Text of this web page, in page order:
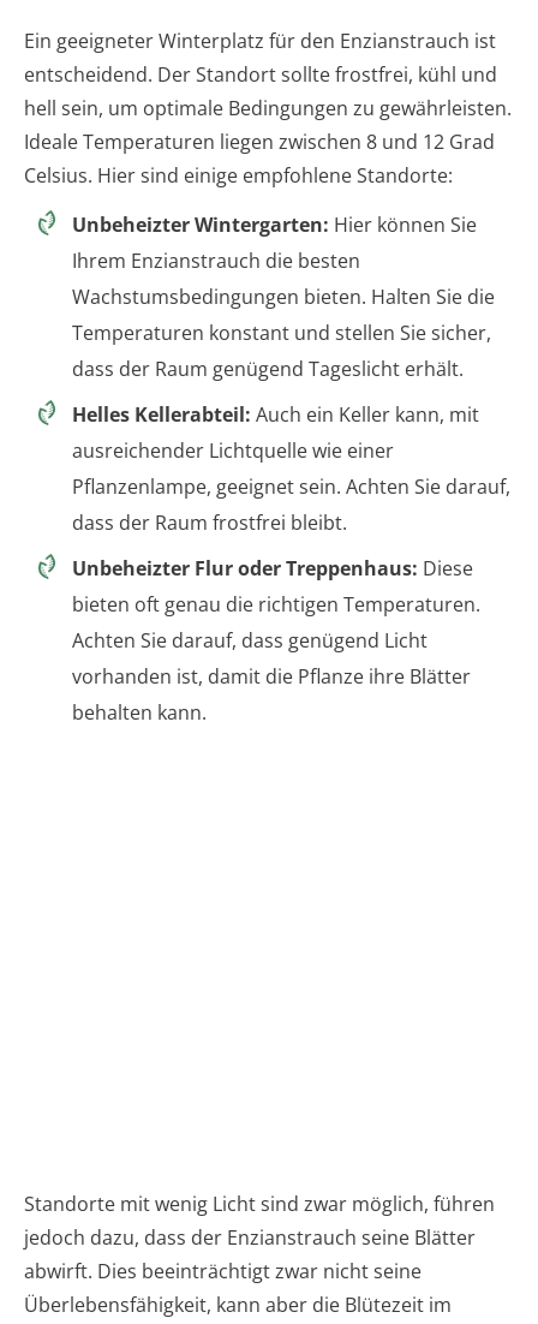
Ein geeigneter Winterplatz für den Enzianstrauch ist
entscheidend. Der Standort sollte frostfrei, kühl und
hell sein, um optimale Bedingungen zu gewährleisten.
Ideale Temperaturen liegen zwischen 8 und 12 Grad
Celsius. Hier sind einige empfohlene Standorte:
Unbeheizter Wintergarten: Hier können Sie
Ihrem Enzianstrauch die besten
Wachstumsbedingungen bieten. Halten Sie die
Temperaturen konstant und stellen Sie sicher,
dass der Raum genügend Tageslicht erhält.
Helles Kellerabteil: Auch ein Keller kann, mit
ausreichender Lichtquelle wie einer
Pflanzenlampe, geeignet sein. Achten Sie darauf,
dass der Raum frostfrei bleibt.
Unbeheizter Flur oder Treppenhaus: Diese
bieten oft genau die richtigen Temperaturen.
Achten Sie darauf, dass genügend Licht
vorhanden ist, damit die Pflanze ihre Blätter
behalten kann.
Standorte mit wenig Licht sind zwar möglich, führen
jedoch dazu, dass der Enzianstrauch seine Blätter
abwirft. Dies beeinträchtigt zwar nicht seine
Überlebensfähigkeit, kann aber die Blütezeit im